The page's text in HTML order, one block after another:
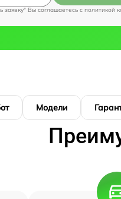
заявку" Вы соглашаетесь c политикой
Модели